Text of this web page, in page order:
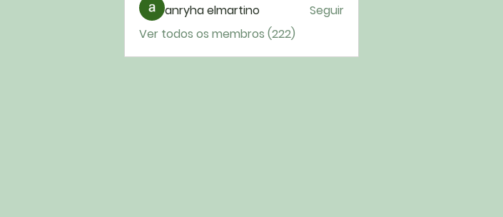
anryha elmartino
Seguir
Ver todos os membros (222)